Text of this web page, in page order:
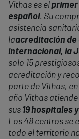
Vithas es elprimer
español. Su
asistencia
laacreditación de
internacional, la
solo 15
acreditación y
parte de Vithas,
año Vithas atiende
sus 19 hospitales
Los 48 centros se
todo el territorio